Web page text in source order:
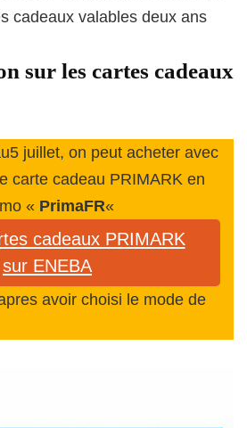
cadeaux valables deux ans
sur les cartes cadeaux
juillet, on peut acheter avec
carte cadeau PRIMARK en
« PrimaFR«
cadeaux PRIMARK
sur ENEBA
avoir choisi le mode de